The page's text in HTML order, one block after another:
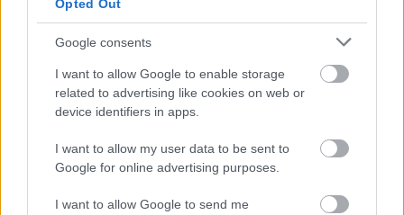
Opted Out
Google consents
I want to allow Google to enable storage
related to advertising like cookies on web or
device identifiers in apps.
I want to allow my user data to be sent to
Google for online advertising purposes.
I want to allow Google to send me
Kép a próbáról: Lábodi Ádám (Hontalan Iván), László
Zsolt (Woland), Kuna Károly (Berlioz)
kialakítása. Mennyi időbe tellett, amíg elkészült a Mester
és Margarita szövegkönyve?